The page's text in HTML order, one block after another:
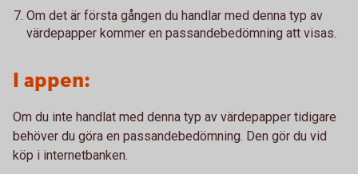
Om det är första gången du handlar med denna typ av
värdepapper kommer en passandebedömning att visas.
I appen:
Om du inte handlat med denna typ av värdepapper tidigare
behöver du göra en passandebedömning. Den gör du vid
köp i internetbanken.